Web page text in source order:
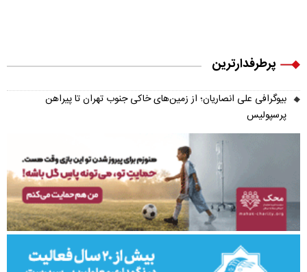
پرطرفدارترین
بیوگرافی علی انصاریان؛ از زمین‌های خاکی جنوب تهران تا پیراهن
پرسپولیس